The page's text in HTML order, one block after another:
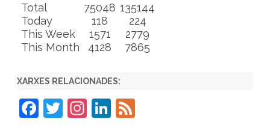
Total 75048 135144
Today
118
224
This Week
1571
2779
This Month
4128 7865
XARXES RELACIONADES:
F
T
In Li